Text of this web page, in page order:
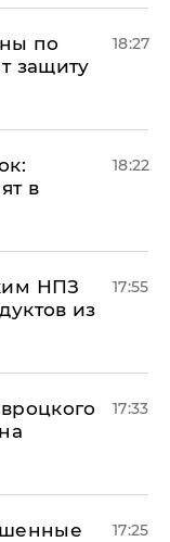
по
защиту
18:27
в
18:22
НПЗ
из
17:55
17:33
17:25